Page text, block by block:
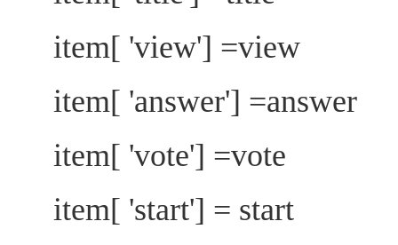
item[ 'view'] =view
item[ 'answer'] =answer
item[ 'vote'] =vote
item[ 'start'] = start